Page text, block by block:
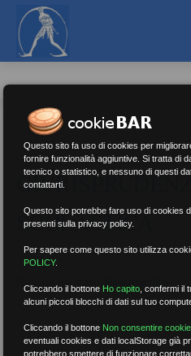
SCOLASTICA
Nessun risultato.Rimuovi filtri
Questo sito fa uso di cookies per
fornire funzionalità aggiuntive. Si tratta di
tecnico o statistico, e nessuno di questi
contattarti.
Questo sito potrebbe fare uso di cookies
presenti sulla privacy policy.
Per sapere come questo sito utilizza
POLICY.
Cliccando il bottone Ho capito ,confermi il
alcuni piccoli blocchi di dati sul tuo
Cliccando il bottone Non consentire
eventuali cookies e dati localStorage già
potrebbero smettere di funzionare